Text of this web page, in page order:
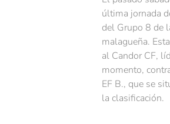
última jornada
del Grupo 8 de
malagueña.
al Candor CF,
momento,
EF B., que se
la clasificación.